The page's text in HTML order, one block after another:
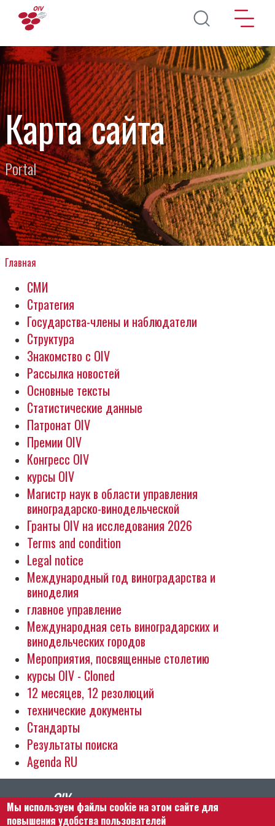
Перейти к основному содержанию
Карта сайта
Portal
Главная
СМИ
Стратегия
Государства-члены и наблюдатели
Структура
Знакомство с OIV
Рассылка новостей
Основные тексты
Статистические данные
Патронат OIV
Премии OIV
Конгресс OIV
курсы OIV
Магистр наук в области управления
виноградарско-винодельческой
Гранты OIV на исследования 2026
Terms and condition
Legal notice
Международный год виноградарства и
виноделия
главное управление
Международная сеть виноградарских и
винодельческих городов
Мероприятия, посвященные столетию
курсы OIV - Cloned
12 месяцев, 12 резолюций
технические документы
Стандарты
Результаты поиска
Agenda RU
Мы используем файлы cookie на этом сайте для
повышения удобства пользователей